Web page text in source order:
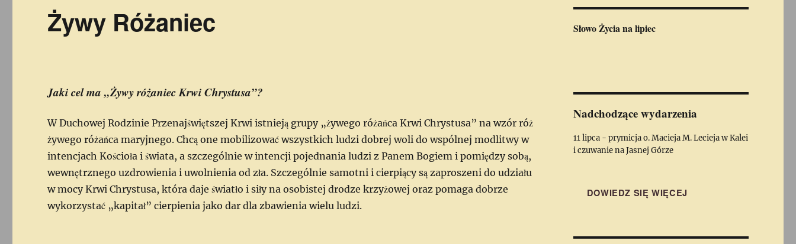
Żywy Różaniec
Jaki cel ma „Żywy różaniec Krwi Chrystusa”?
W Duchowej Rodzinie Przenajświętszej Krwi istnieją grupy „żywego różańca Krwi Chrystusa” na wzór róż
żywego różańca maryjnego. Chcą one mobilizować wszystkich ludzi dobrej woli do wspólnej modlitwy w
intencjach Kościoła i świata, a szczególnie w intencji pojednania ludzi z Panem Bogiem i pomiędzy sobą,
wewnętrznego uzdrowienia i uwolnienia od zła. Szczególnie samotni i cierpiący są zaproszeni do udziału
w mocy Krwi Chrystusa, która daje światło i siły na osobistej drodze krzyżowej oraz pomaga dobrze
wykorzystać „kapitał” cierpienia jako dar dla zbawienia wielu ludzi.
Słowo Życia na lipiec
Nadchodzące wydarzenia
11 lipca - prymicja o. Macieja M. Lecieja w Kalei
i czuwanie na Jasnej Górze
DOWIEDZ SIĘ WIĘCEJ